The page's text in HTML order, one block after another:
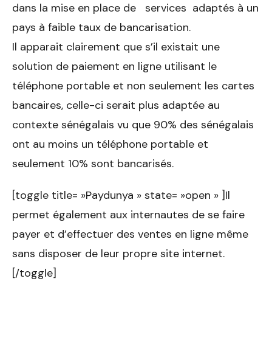
dans la mise en place de services adaptés à un
pays à faible taux de bancarisation.
Il apparait clairement que s’il existait une
solution de paiement en ligne utilisant le
téléphone portable et non seulement les cartes
bancaires, celle-ci serait plus adaptée au
contexte sénégalais vu que 90% des sénégalais
ont au moins un téléphone portable et
seulement 10% sont bancarisés.
[toggle title= »Paydunya » state= »open » ]Il
permet également aux internautes de se faire
payer et d’effectuer des ventes en ligne même
sans disposer de leur propre site internet.
[/toggle]